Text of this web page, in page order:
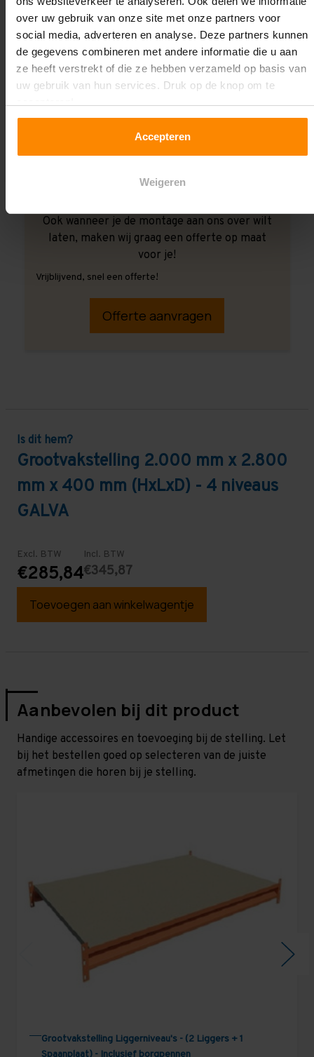
over uw gebruik van onze site met onze partners voor
social media, adverteren en analyse. Deze partners kunnen
de gegevens combineren met andere informatie die u aan
ze heeft verstrekt of die ze hebben verzameld op basis van
uw gebruik van hun services. Druk op de knop om te
Accepteren
Weigeren
Ook wanneer je de montage aan ons over wilt
laten, maken wij graag een offerte op maat
voor je!
Vrijblijvend, snel een offerte!
Offerte aanvragen
Is dit hem?
Grootvakstelling 2.000 mm x 2.800
mm x 400 mm (HxLxD) - 4 niveaus
GALVA
Excl. BTW
€285,84
Incl. BTW
€345,87
Toevoegen aan winkelwagentje
Aanbevolen bij dit product
Handige accessoires en toevoeging bij de stelling. Let
bij het bestellen goed op selecteren van de juiste
afmetingen die horen bij je stelling.
Grootvakstelling Liggerniveau's - (2 Liggers + 1
Spaanplaat) - Inclusief borgpennen